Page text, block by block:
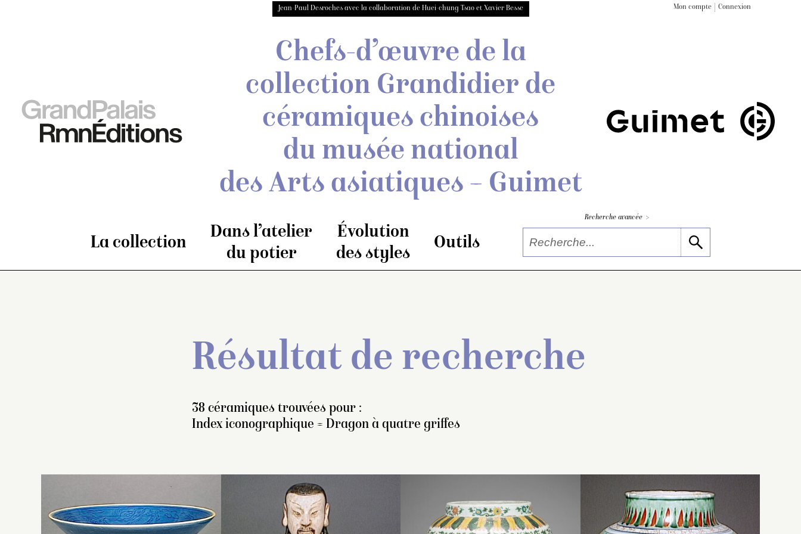
Jean-Paul Desroches avec la collaboration de Huei-chung Tsao et Xavier Besse Mon compte Connexion
Chefs-d’œuvre de la
collection Grandidier de
céramiques chinoises
du musée national
des Arts asiatiques – Guimet
La collection
Dans l’atelier
du potier
Évolution
des styles
Outils
Recherche avancée >
Résultat de recherche
38 céramiques trouvées pour :
Index iconographique = Dragon à quatre griffes